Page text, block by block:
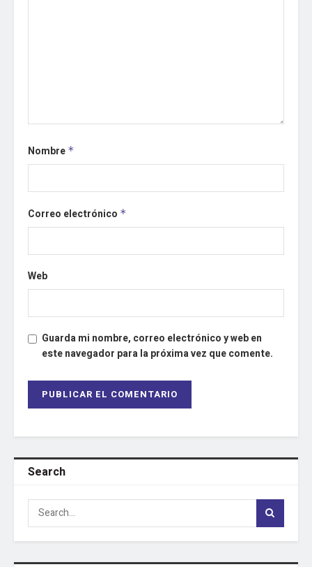
Nombre *
Correo electrónico *
Web
Guarda mi nombre, correo electrónico y web en
este navegador para la próxima vez que comente.
Search